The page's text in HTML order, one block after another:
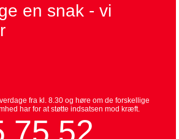
en snak - vi
fra kl. 8.30 og høre om de forskellige
har for at støtte indsatsen mod kræft.
75 52